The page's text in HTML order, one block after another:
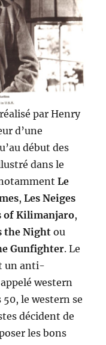
par Henry
d’une
début des
dans le
Le
,Les Neiges
of Kilimanjaro,
the Night ou
Gunfighter. Le
un anti-
western
le western se
décident de
les bons